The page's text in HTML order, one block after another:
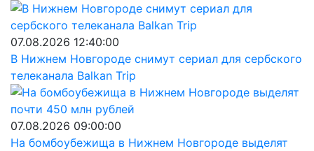
07.08.2026 12:40:00
В Нижнем Новгороде снимут сериал для сербского
телеканала Balkan Trip
07.08.2026 09:00:00
На бомбоубежища в Нижнем Новгороде выделят